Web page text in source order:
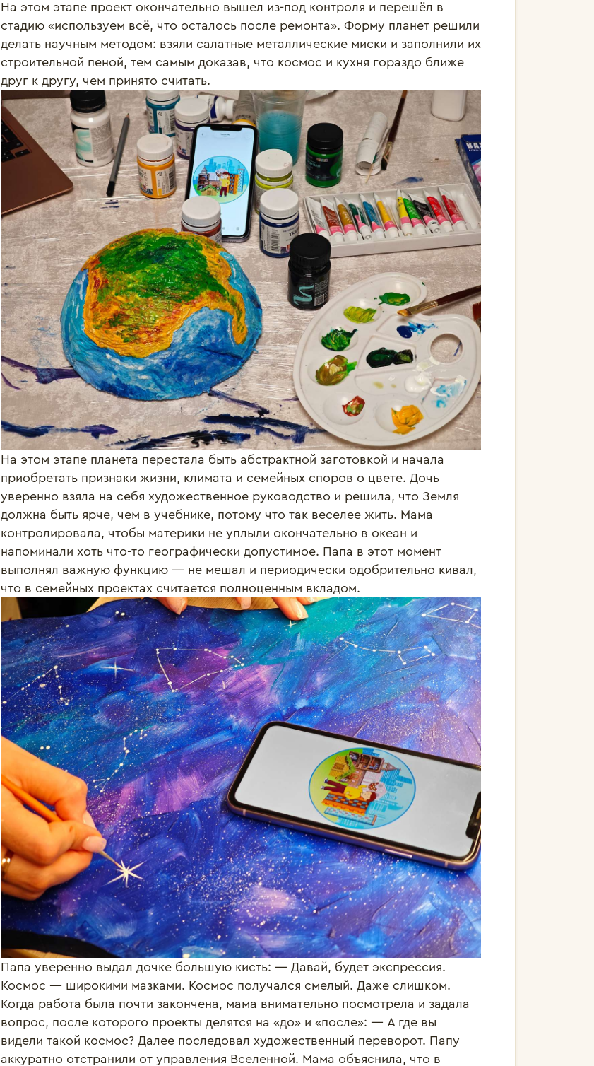
На этом этапе проект окончательно вышел из-под контроля и перешёл в
стадию «используем всё, что осталось после ремонта». Форму планет решили
делать научным методом: взяли салатные металлические миски и заполнили их
строительной пеной, тем самым доказав, что космос и кухня гораздо ближе
друг к другу, чем принято считать.
На этом этапе планета перестала быть абстрактной заготовкой и начала
приобретать признаки жизни, климата и семейных споров о цвете. Дочь
уверенно взяла на себя художественное руководство и решила, что Земля
должна быть ярче, чем в учебнике, потому что так веселее жить. Мама
контролировала, чтобы материки не уплыли окончательно в океан и
напоминали хоть что-то географически допустимое. Папа в этот момент
выполнял важную функцию — не мешал и периодически одобрительно кивал,
что в семейных проектах считается полноценным вкладом.
Папа уверенно выдал дочке большую кисть: — Давай, будет экспрессия.
Космос — широкими мазками. Космос получался смелый. Даже слишком.
Когда работа была почти закончена, мама внимательно посмотрела и задала
вопрос, после которого проекты делятся на «до» и «после»: — А где вы
видели такой космос? Далее последовал художественный переворот. Папу
аккуратно отстранили от управления Вселенной. Мама объяснила, что в